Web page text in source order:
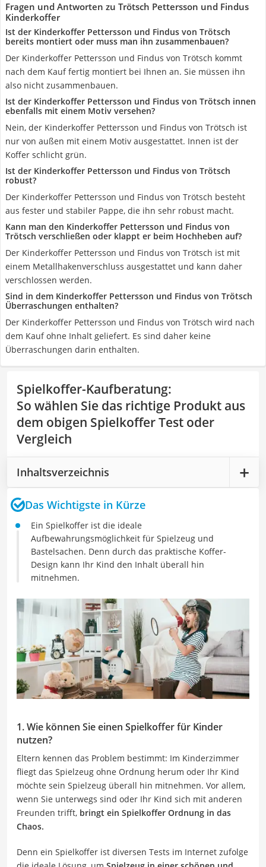
Fragen und Antworten zu Trötsch Pettersson und Findus
Kinderkoffer
Ist der Kinderkoffer Pettersson und Findus von Trötsch
bereits montiert oder muss man ihn zusammenbauen?
Der Kinderkoffer Pettersson und Findus von Trötsch kommt
nach dem Kauf fertig montiert bei Ihnen an. Sie müssen ihn
also nicht zusammenbauen.
Ist der Kinderkoffer Pettersson und Findus von Trötsch innen
ebenfalls mit einem Motiv versehen?
Nein, der Kinderkoffer Pettersson und Findus von Trötsch ist
nur von außen mit einem Motiv ausgestattet. Innen ist der
Koffer schlicht grün.
Ist der Kinderkoffer Pettersson und Findus von Trötsch
robust?
Der Kinderkoffer Pettersson und Findus von Trötsch besteht
aus fester und stabiler Pappe, die ihn sehr robust macht.
Kann man den Kinderkoffer Pettersson und Findus von
Trötsch verschließen oder klappt er beim Hochheben auf?
Der Kinderkoffer Pettersson und Findus von Trötsch ist mit
einem Metallhakenverschluss ausgestattet und kann daher
verschlossen werden.
Sind in dem Kinderkoffer Pettersson und Findus von Trötsch
Überraschungen enthalten?
Der Kinderkoffer Pettersson und Findus von Trötsch wird nach
dem Kauf ohne Inhalt geliefert. Es sind daher keine
Überraschungen darin enthalten.
Spielkoffer-Kaufberatung:
So wählen Sie das richtige Produkt aus
dem obigen Spielkoffer Test oder
Vergleich
Inhaltsverzeichnis
Das Wichtigste in Kürze
Ein Spielkoffer ist die ideale
Aufbewahrungsmöglichkeit für Spielzeug und
Bastelsachen. Denn durch das praktische Koffer-
Design kann Ihr Kind den Inhalt überall hin
mitnehmen.
1. Wie können Sie einen Spielkoffer für Kinder
nutzen?
Eltern kennen das Problem bestimmt: Im Kinderzimmer
fliegt das Spielzeug ohne Ordnung herum oder Ihr Kind
möchte sein Spielzeug überall hin mitnehmen. Vor allem,
wenn Sie unterwegs sind oder Ihr Kind sich mit anderen
Freunden trifft, bringt ein Spielkoffer Ordnung in das
Chaos.
Denn ein Spielkoffer ist diversen Tests im Internet zufolge